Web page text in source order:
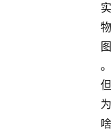
实
物
图
。
但
为
啥